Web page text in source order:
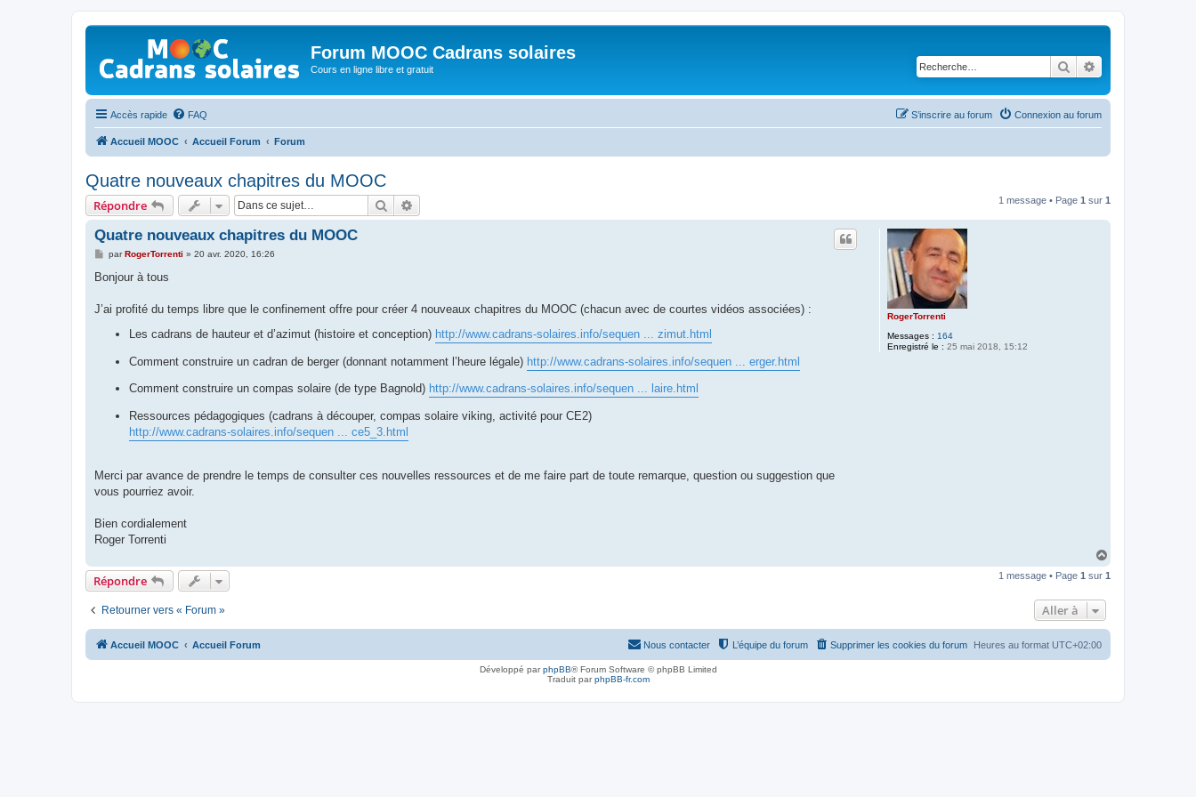
Forum MOOC Cadrans solaires
Cours en ligne libre et gratuit Rechercher
Accès rapide FAQ Connexion au forum
S’inscrire au forum
Accueil MOOC Accueil Forum Forum
Quatre nouveaux chapitres du MOOC
Répondre Rechercher 1 message • Page 1 sur 1
RogerTorrenti
Messages : 164
Enregistré le : 25 mai 2018, 15:12
Quatre nouveaux chapitres du MOOC
M
s
g
parRogerTorrenti » 20 avr. 2020, 16:26
Bonjour à tous
J’ai profité du temps libre que le confinement offre pour créer 4 nouveaux chapitres du MOOC (chacun avec de courtes vidéos associées) :
Les cadrans de hauteur et d’azimut (histoire et conception) http://www.cadrans-solaires.info/sequen ... zimut.html
Comment construire un cadran de berger (donnant notamment l’heure légale) http://www.cadrans-solaires.info/sequen ... erger.html
Comment construire un compas solaire (de type Bagnold) http://www.cadrans-solaires.info/sequen ... laire.html
Ressources pédagogiques (cadrans à découper, compas solaire viking, activité pour CE2)
http://www.cadrans-solaires.info/sequen ... ce5_3.html
Merci par avance de prendre le temps de consulter ces nouvelles ressources et de me faire part de toute remarque, question ou suggestion que
vous pourriez avoir.
Bien cordialement
Roger Torrenti
u
Répondre 1 message • Page 1 sur 1
Retourner vers « Forum » Aller à
Accueil MOOC Accueil Forum Heures au format UTC+02:00
Supprimer les cookies du forum
L’équipe du forum
Nous contacter
Développé parphpBB® Forum Software © phpBB Limited
Traduit parphpBB-fr.com